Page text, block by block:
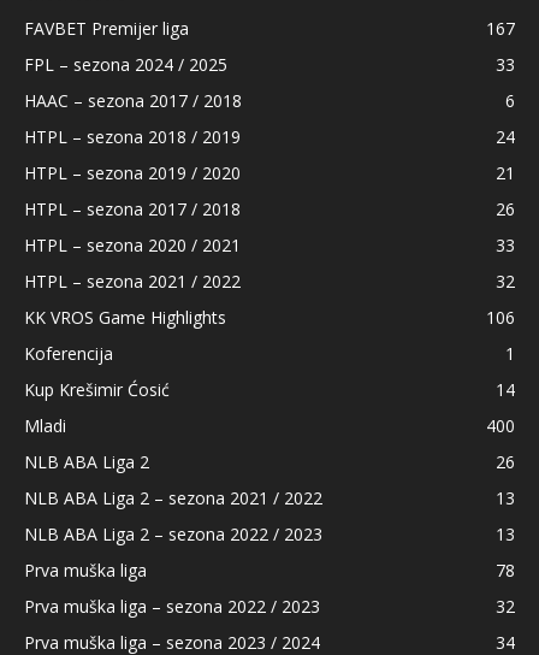
FAVBET Premijer liga
167
FPL – sezona 2024 / 2025
33
HAAC – sezona 2017 / 2018
6
HTPL – sezona 2018 / 2019
24
HTPL – sezona 2019 / 2020
21
HTPL – sezona 2017 / 2018
26
HTPL – sezona 2020 / 2021
33
HTPL – sezona 2021 / 2022
32
KK VROS Game Highlights
106
Koferencija
1
Kup Krešimir Ćosić
14
Mladi
400
NLB ABA Liga 2
26
NLB ABA Liga 2 – sezona 2021 / 2022
13
NLB ABA Liga 2 – sezona 2022 / 2023
13
Prva muška liga
78
Prva muška liga – sezona 2022 / 2023
32
Prva muška liga – sezona 2023 / 2024
34